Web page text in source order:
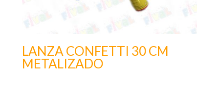
LANZA CONFETTI 30 CM
METALIZADO